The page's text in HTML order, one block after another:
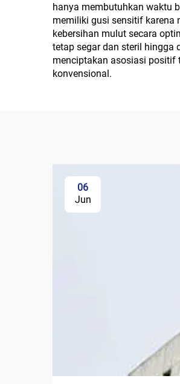
hanya membutuhkan waktu
memiliki gusi sensitif karena
kebersihan mulut secara
tetap segar dan steril hingga
menciptakan asosiasi positif
konvensional.
06
Jun